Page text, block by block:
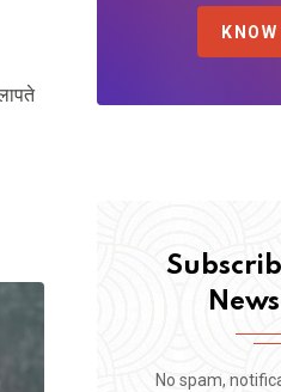
No spam,